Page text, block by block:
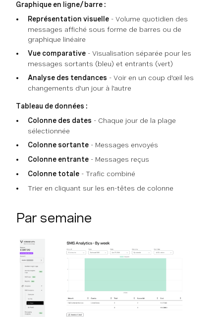
Graphique en ligne/barre :
Représentation visuelle - Volume quotidien des
messages affiché sous forme de barres ou de
graphique linéaire
Vue comparative - Visualisation séparée pour les
messages sortants (bleu) et entrants (vert)
Analyse des tendances - Voir en un coup d'œil les
changements d'un jour à l'autre
Tableau de données :
Colonne des dates - Chaque jour de la plage
sélectionnée
Colonne sortante - Messages envoyés
Colonne entrante - Messages reçus
Colonne totale - Trafic combiné
Trier en cliquant sur les en-têtes de colonne
Par semaine